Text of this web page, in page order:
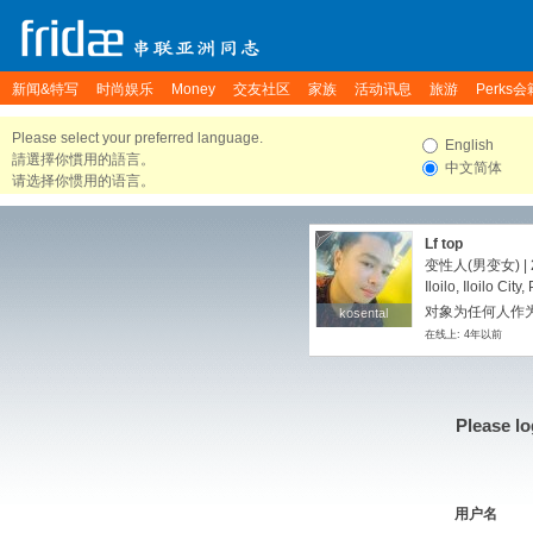
新闻&特写 时尚娱乐 Money 交友社区 家族 活动讯息 旅游 Perks会
Please select your preferred language.
請選擇你慣用的語言。
请选择你惯用的语言。
English
中文简体
kosental
kosental
Lf top
变性人(男变女) |
Iloilo, Iloilo
对象为任何人作
在线上: 4年以前
Please
用户名